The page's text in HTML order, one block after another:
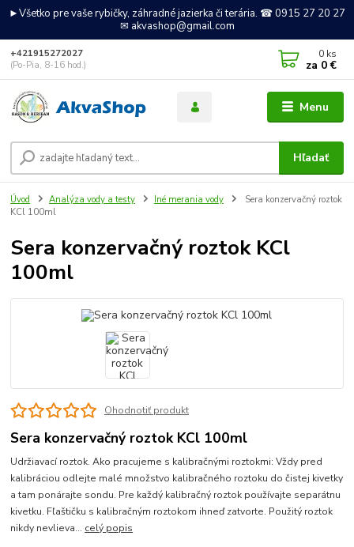
►Všetko pre vaše rybičky, záhradné jazierka či terária. ☎ 0915 27 20 27
✉ akvashop@gmail.com
Menu
Hľadať
+421915272027
(Po-Pia, 8-16 hod.)
0 ks
za 0 €
Úvod Analýza vody a testy Iné merania vody
Sera konzervačný roztok
KCl 100ml
Sera konzervačný roztok KCl
100ml
Ohodnotiť produkt
Sera konzervačný roztok KCl 100ml
Udržiavací roztok. Ako pracujeme s kalibračnými roztokmi: Vždy pred
kalibráciou odlejte malé množstvo kalibračného roztoku do čistej kivetky
a tam ponárajte sondu. Pre každý kalibračný roztok používajte separátnu
kivetku. Fľaštičku s kalibračným roztokom ihneď zatvorte. Použitý roztok
nikdy nevlieva... celý popis